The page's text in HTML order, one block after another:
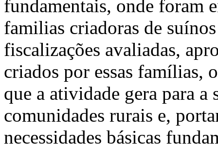
fundamentais, onde foram
familias criadoras de
fiscalizações avaliadas,
criados por essas famílias,
que a atividade gera para a
comunidades rurais e,
necessidades básicas